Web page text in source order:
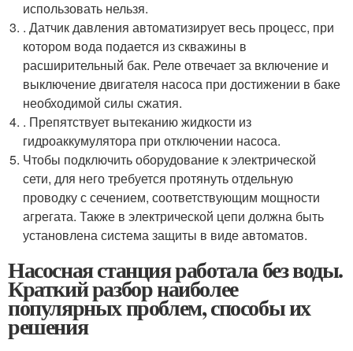
использовать нельзя.
. Датчик давления автоматизирует весь процесс, при
котором вода подается из скважины в
расширительный бак. Реле отвечает за включение и
выключение двигателя насоса при достижении в баке
необходимой силы сжатия.
. Препятствует вытеканию жидкости из
гидроаккумулятора при отключении насоса.
Чтобы подключить оборудование к электрической
сети, для него требуется протянуть отдельную
проводку с сечением, соответствующим мощности
агрегата. Также в электрической цепи должна быть
установлена система защиты в виде автоматов.
Насосная станция работала без воды.
Краткий разбор наиболее
популярных проблем, способы их
решения